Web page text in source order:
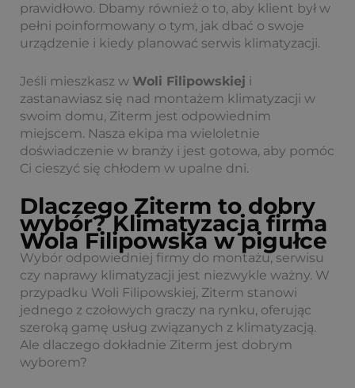
prawidłowo. Dbamy również o to, aby klient był w
pełni poinformowany o tym, jak dbać o swoje
urządzenie i kiedy planować serwis klimatyzacji.
Jeśli mieszkasz w Woli Filipowskiej i
zastanawiasz się nad montażem klimatyzacji w
swoim domu, Ziterm jest odpowiednim
miejscem. Nasza ekipa ma wieloletnie
doświadczenie w branży i jest gotowa, aby pomóc
Ci cieszyć się chłodem w upalne dni.
Dlaczego Ziterm to dobry
wybór? Klimatyzacja firma
Wola Filipowska w pigułce
Wybór odpowiedniej firmy do montażu, serwisu
czy naprawy klimatyzacji jest niezwykle ważny. W
przypadku Woli Filipowskiej, Ziterm stanowi
jednego z czołowych graczy na rynku, oferując
szeroką gamę usług związanych z klimatyzacją.
Ale dlaczego dokładnie Ziterm jest dobrym
wyborem?